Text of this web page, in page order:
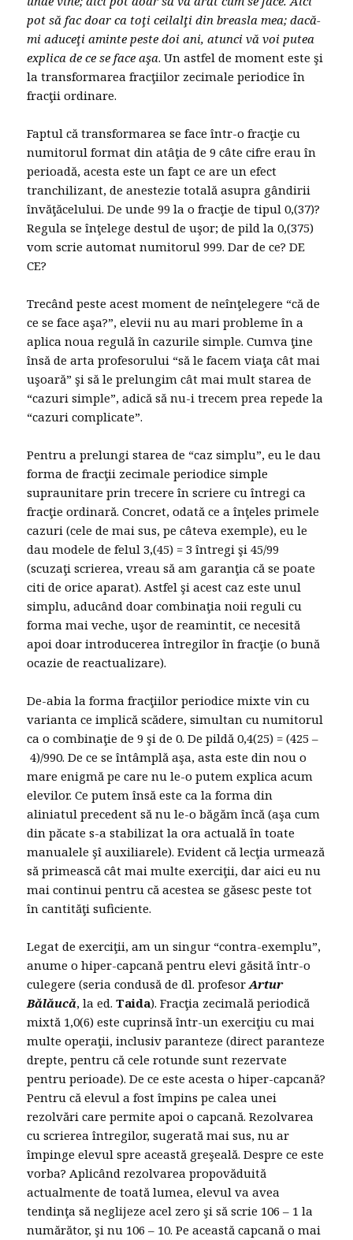
pot să fac doar ca toţi ceilalţi din breasla mea; dacă-
mi aduceţi aminte peste doi ani, atunci vă voi putea
explica de ce se face aşa. Un astfel de moment este şi
la transformarea fracţiilor zecimale periodice în
fracţii ordinare.
Faptul că transformarea se face într-o fracţie cu
numitorul format din atâţia de 9 câte cifre erau în
perioadă, acesta este un fapt ce are un efect
tranchilizant, de anestezie totală asupra gândirii
învăţăcelului. De unde 99 la o fracţie de tipul 0,(37)?
Regula se înţelege destul de uşor; de pild la 0,(375)
vom scrie automat numitorul 999. Dar de ce? DE
CE?
Trecând peste acest moment de neînţelegere “că de
ce se face aşa?”, elevii nu au mari probleme în a
aplica noua regulă în cazurile simple. Cumva ţine
însă de arta profesorului “să le facem viaţa cât mai
uşoară” şi să le prelungim cât mai mult starea de
“cazuri simple”, adică să nu-i trecem prea repede la
“cazuri complicate”.
Pentru a prelungi starea de “caz simplu”, eu le dau
forma de fracţii zecimale periodice simple
supraunitare prin trecere în scriere cu întregi ca
fracţie ordinară. Concret, odată ce a înţeles primele
cazuri (cele de mai sus, pe câteva exemple), eu le
dau modele de felul 3,(45) = 3 întregi şi 45/99
(scuzaţi scrierea, vreau să am garanţia că se poate
citi de orice aparat). Astfel şi acest caz este unul
simplu, aducând doar combinaţia noii reguli cu
forma mai veche, uşor de reamintit, ce necesită
apoi doar introducerea întregilor în fracţie (o bună
ocazie de reactualizare).
De-abia la forma fracţiilor periodice mixte vin cu
varianta ce implică scădere, simultan cu numitorul
ca o combinaţie de 9 şi de 0. De pildă 0,4(25) = (425 –
4)/990. De ce se întâmplă aşa, asta este din nou o
mare enigmă pe care nu le-o putem explica acum
elevilor. Ce putem însă este ca la forma din
aliniatul precedent să nu le-o băgăm încă (aşa cum
din păcate s-a stabilizat la ora actuală în toate
manualele şî auxiliarele). Evident că lecţia urmează
să primească cât mai multe exerciţii, dar aici eu nu
mai continui pentru că acestea se găsesc peste tot
în cantităţi suficiente.
Legat de exerciţii, am un singur “contra-exemplu”,
anume o hiper-capcană pentru elevi găsită într-o
culegere (seria condusă de dl. profesorArtur
Bălăucă, la ed.Taida). Fracţia zecimală periodică
mixtă 1,0(6) este cuprinsă într-un exerciţiu cu mai
multe operaţii, inclusiv paranteze (direct paranteze
drepte, pentru că cele rotunde sunt rezervate
pentru perioade). De ce este acesta o hiper-capcană?
Pentru că elevul a fost împins pe calea unei
rezolvări care permite apoi o capcană. Rezolvarea
cu scrierea întregilor, sugerată mai sus, nu ar
împinge elevul spre această greşeală. Despre ce este
vorba? Aplicând rezolvarea propovăduită
actualmente de toată lumea, elevul va avea
tendinţa să neglijeze acel zero şi să scrie 106 – 1 la
numărător, şi nu 106 – 10. Pe această capcană o mai